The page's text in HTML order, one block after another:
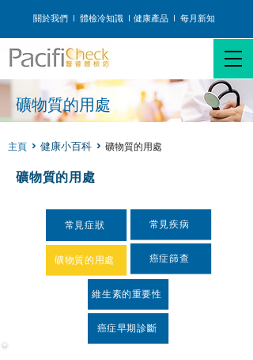
關於我們 體檢冷知識 健康產品 每月新知
礦物質的用處
主頁 > 健康小百科 > 礦物質的用處
礦物質的用處
常見症狀
礦物質的用處
常見疾病
癌症篩查
維生素的重要性
癌症早期診斷